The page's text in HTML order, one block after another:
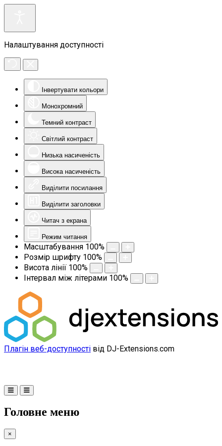
Налаштування доступності
Інвертувати кольори
Монохромний
Темний контраст
Світлий контраст
Низька насиченість
Висока насиченість
Виділити посилання
Виділити заголовки
Читач з екрана
Режим читання
Масштабування 100%
Розмір шрифту 100%
Висота лінії 100%
Інтервал між літерами 100%
Плагін веб-доступності від DJ-Extensions.com
Головне меню
×